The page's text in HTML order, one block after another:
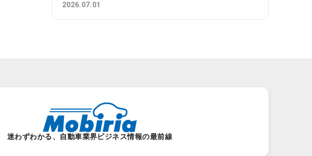
2026.07.01
迷わずわかる、自動車業界ビジネス情報の最前線